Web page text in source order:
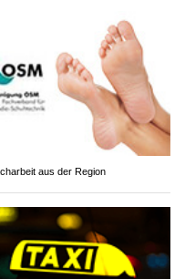
aus der Region